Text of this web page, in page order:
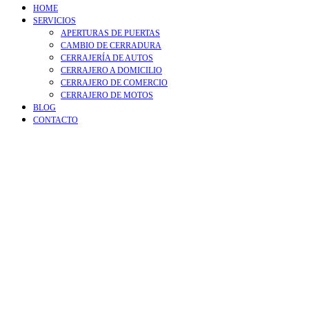
HOME
SERVICIOS
APERTURAS DE PUERTAS
CAMBIO DE CERRADURA
CERRAJERÍA DE AUTOS
CERRAJERO A DOMICILIO
CERRAJERO DE COMERCIO
CERRAJERO DE MOTOS
BLOG
CONTACTO